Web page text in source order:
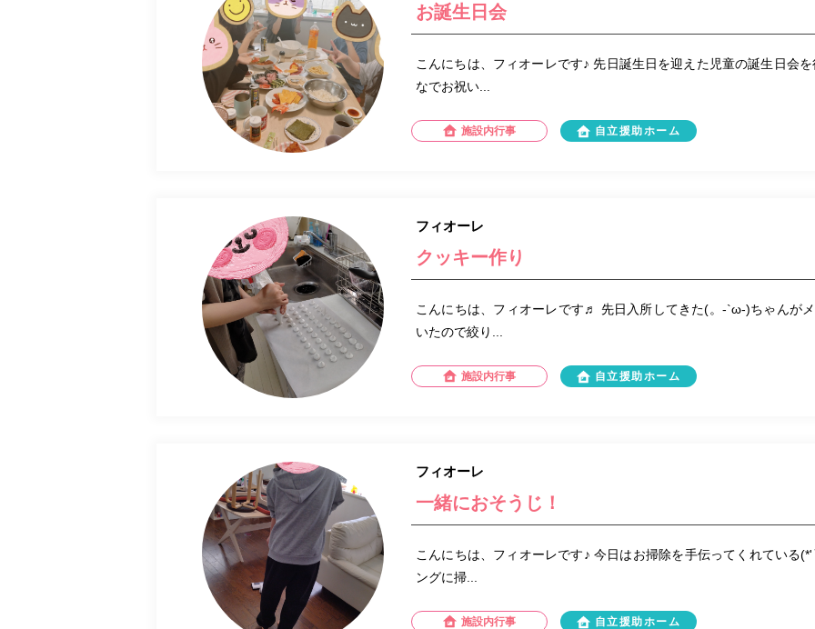
お誕生日会
こんにちは、フィオーレです♪ 先日誕生日を迎えた児童の誕生日会
なでお祝い...
施設内行事 自立援助ホーム
フィオーレ
クッキー作り
こんにちは、フィオーレです♬ 先日入所してきた(。-`ω-)ちゃんが
いたので絞り...
施設内行事 自立援助ホーム
フィオーレ
一緒におそうじ！
こんにちは、フィオーレです♪ 今日はお掃除を手伝ってくれてい
ングに掃...
施設内行事 自立援助ホーム